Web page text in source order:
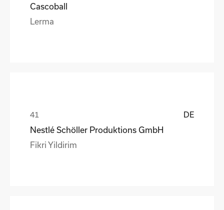
Cascoball
Lerma
DE
Nestlé Schöller Produktions GmbH
Fikri Yildirim